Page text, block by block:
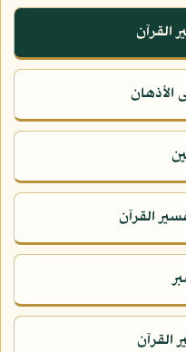
القرآن
الأذهان
القرآن
القرآن